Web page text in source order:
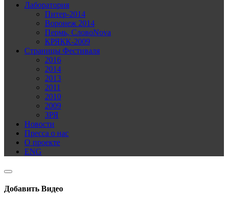
Лаборатория
Питер-2014
Воронеж 2014
Пермь, СловоNova
КРЯКК-2009
Страницы Фестиваля
2016
2014
2013
2011
2010
2009
ЗРЯ
Новости
Пресса о нас
О проекте
ENG
Добавить Видео